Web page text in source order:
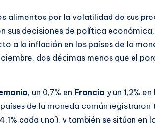
alimentos por la volatilidad de sus
sus decisiones de política
a la inflación en los países de la
dos décimas menos que el
, un 0,7% en Francia y un 1,2% en
de la moneda común registraron
cada uno), y también se sitúan en